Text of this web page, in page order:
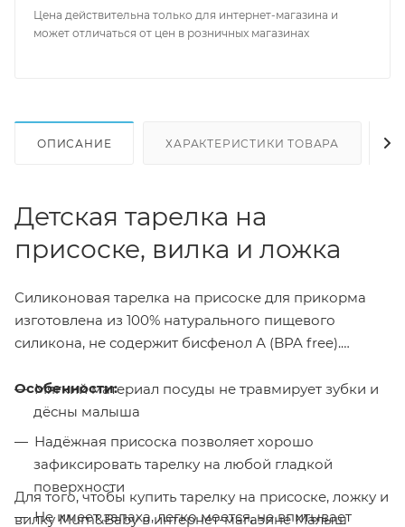
Цена действительна только для интернет-магазина и
может отличаться от цен в розничных магазинах
ОПИСАНИЕ ХАРАКТЕРИСТИКИ ТОВАРА
Детская тарелка на
присоске, вилка и ложка
Силиконовая тарелка на присоске для прикорма
изготовлена из 100% натурального пищевого
силикона, не содержит бисфенол А (BPA free).
Особенности:
Мягкий материал посуды не травмирует зубки и
дёсны малыша
Надёжная присоска позволяет хорошо
зафиксировать тарелку на любой гладкой
поверхности
Не имеет запаха, легко моется, не впитывает
Для того, чтобы купить тарелку на присоске, ложку и
вилку Mum&Baby в интернет-магазине Малыш